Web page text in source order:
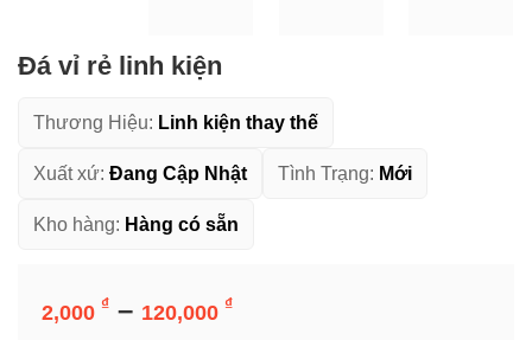
Đá vỉ rẻ linh kiện
Thương Hiệu: Linh kiện thay thế
Xuất xứ: Đang Cập Nhật Tình Trạng: Mới
Kho hàng: Hàng có sẵn
2,000 ₫ – 120,000 ₫Khoảng
Số Lượng Giá Tốt